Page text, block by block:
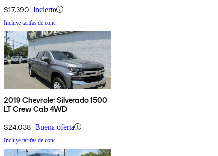
$17,390 Incierto
Incluye tarifas de conc.
2019 Chevrolet Silverado 1500
LT Crew Cab 4WD
$24,038 Buena oferta
Incluye tarifas de conc.